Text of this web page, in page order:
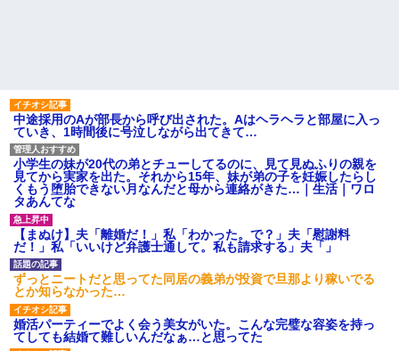
中途採用のAが部長から呼び出された。Aはヘラヘラと部屋に入っ
ていき、1時間後に号泣しながら出てきて…
小学生の妹が20代の弟とチューしてるのに、見て見ぬふりの親を
見てから実家を出た。それから15年、妹が弟の子を妊娠したらし
くもう堕胎できない月なんだと母から連絡がきた…｜生活｜ワロ
タあんてな
【まぬけ】夫「離婚だ！」私「わかった。で？」夫「慰謝料
だ！」私「いいけど弁護士通して。私も請求する」夫「」
ずっとニートだと思ってた同居の義弟が投資で旦那より稼いでる
とか知らなかった…
婚活パーティーでよく会う美女がいた。こんな完璧な容姿を持っ
てしても結婚て難しいんだなぁ…と思ってた